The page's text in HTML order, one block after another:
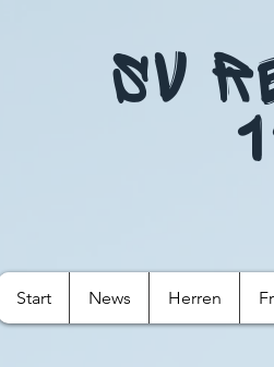
SV
Start News Herren